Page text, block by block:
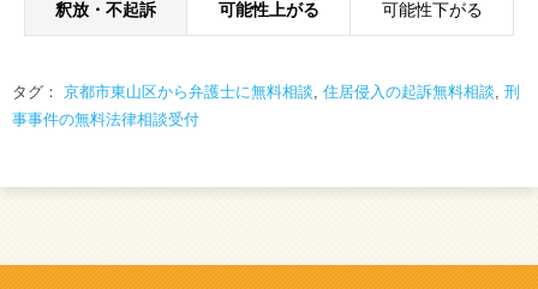
釈放・不起訴 可能性上がる 可能性下がる
タグ： 京都市東山区から弁護士に無料相談, 住居侵入の起訴無料相談, 刑
事事件の無料法律相談受付